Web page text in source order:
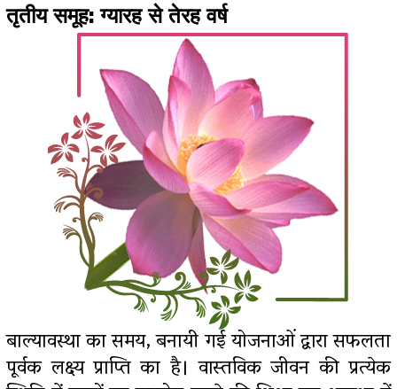
तृतीय समूह: ग्यारह से तेरह वर्ष
बाल्यावस्था का समय, बनायी गई योजनाओं द्वारा सफलता
पूर्वक लक्ष्य प्राप्ति का है। वास्तविक जीवन की प्रत्येक